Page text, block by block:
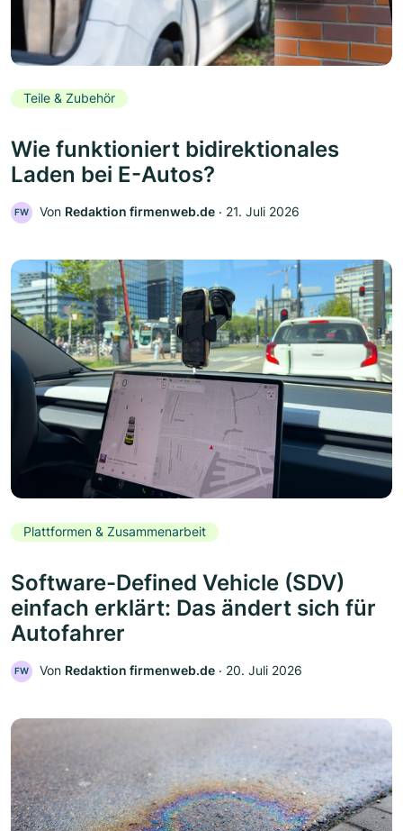
Teile & Zubehör
Wie funktioniert bidirektionales
Laden bei E-Autos?
FW Von Redaktion firmenweb.de ‧ 21. Juli 2026
Plattformen & Zusammenarbeit
Software-Defined Vehicle (SDV)
einfach erklärt: Das ändert sich für
Autofahrer
FW Von Redaktion firmenweb.de ‧ 20. Juli 2026